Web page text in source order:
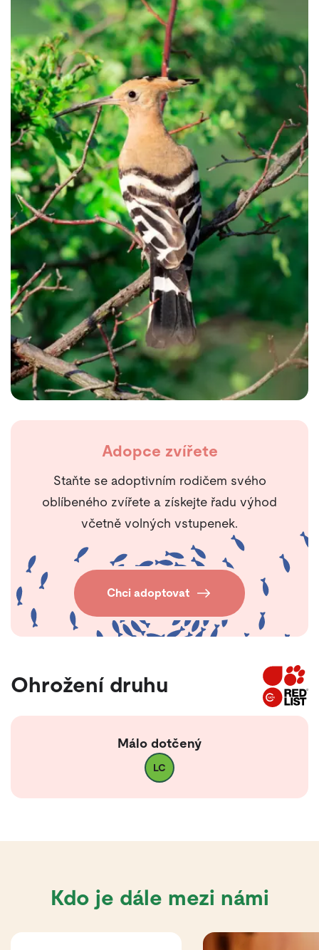
Adopce zvířete
Staňte se adoptivním rodičem svého
oblíbeného zvířete a získejte řadu výhod
včetně volných vstupenek.
Chci adoptovat
Ohrožení druhu
Málo dotčený
LC
Kdo je dále mezi námi